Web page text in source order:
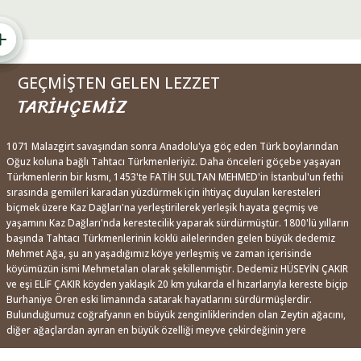
GEÇMİŞTEN GELEN LEZZET
TARİHÇEMİZ
1071 Malazgirt savaşından sonra Anadolu'ya göç eden Türk boylarından
Oğuz koluna bağlı Tahtacı Türkmenleriyiz. Daha önceleri göçebe yaşayan
Türkmenlerin bir kısmı, 1453'te FATİH SULTAN MEHMED'in İstanbul'un fethi
sırasında gemileri karadan yüzdürmek için ihtiyaç duyulan keresteleri
biçmek üzere Kaz Dağları'na yerleştirilerek yerleşik hayata geçmiş ve
yaşamını Kaz Dağları'nda kerestecilik yaparak sürdürmüştür. 1800'lü yılların
başında Tahtacı Türkmenlerinin köklü ailelerinden gelen büyük dedemiz
Mehmet Ağa, şu an yaşadığımız köye yerleşmiş ve zaman içerisinde
köyümüzün ismi Mehmetalan olarak şekillenmiştir. Dedemiz HÜSEYİN ÇAKIR
ve eşi ELİF ÇAKIR köyden yaklaşık 20 km yukarda el hızarlarıyla kereste biçip
Burhaniye Ören eski limanında satarak hayatlarını sürdürmüşlerdir.
Bulunduğumuz coğrafyanın en büyük zenginliklerinden olan Zeytin ağacını,
diğer ağaçlardan ayıran en büyük özelliği meyve çekirdeğinin yere